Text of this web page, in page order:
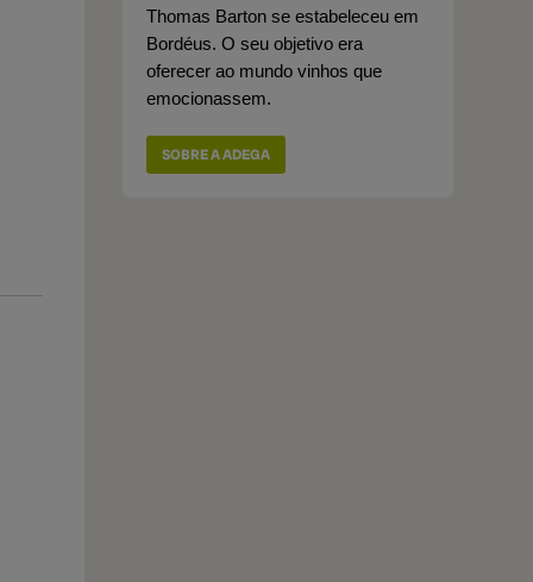
Thomas Barton se estabeleceu em
Bordéus. O seu objetivo era
oferecer ao mundo vinhos que
emocionassem.
SOBRE A ADEGA